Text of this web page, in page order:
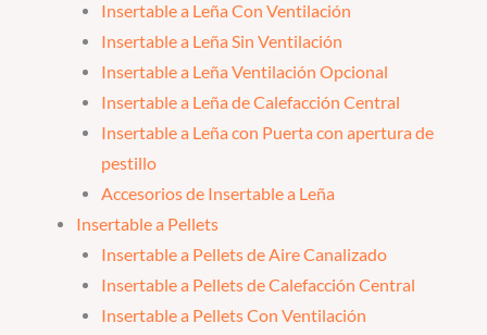
Insertable a Leña Con Ventilación
Insertable a Leña Sin Ventilación
Insertable a Leña Ventilación Opcional
Insertable a Leña de Calefacción Central
Insertable a Leña con Puerta con apertura de
pestillo
Accesorios de Insertable a Leña
Insertable a Pellets
Insertable a Pellets de Aire Canalizado
Insertable a Pellets de Calefacción Central
Insertable a Pellets Con Ventilación